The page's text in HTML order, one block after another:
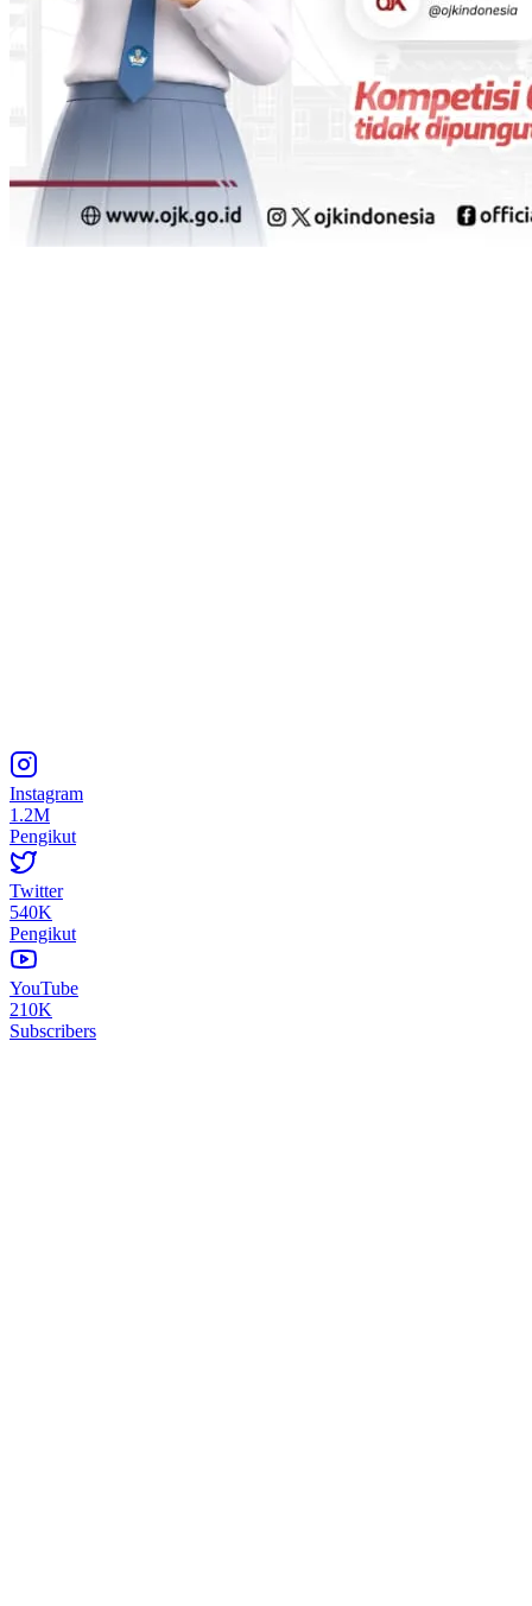
Instagram
1.2M
Pengikut
Twitter
540K
Pengikut
YouTube
210K
Subscribers